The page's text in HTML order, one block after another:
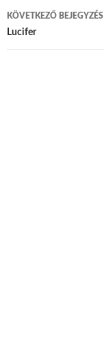
KÖVETKEZŐ BEJEGYZÉS
Lucifer